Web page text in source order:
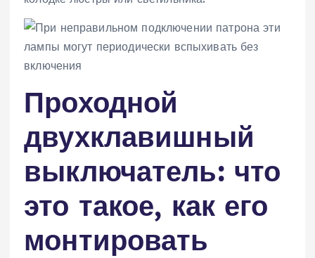
Проходной
двухклавишный
выключатель: что
это такое, как его
монтировать